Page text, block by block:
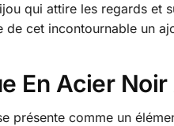
qui attire les regards et
de cet incontournable un
En Acier
présente comme un